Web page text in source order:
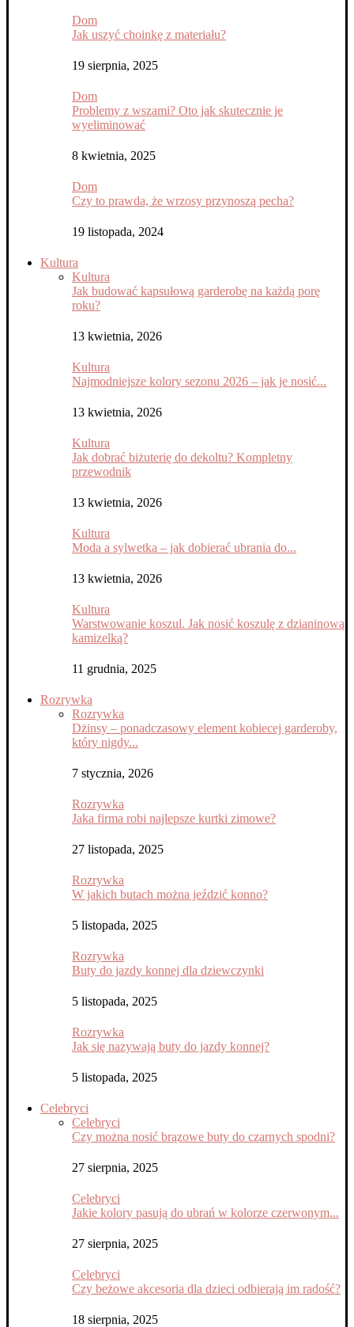
Dom
Jak uszyć choinkę z materiału?
19 sierpnia, 2025
Dom
Problemy z wszami? Oto jak skutecznie je
wyeliminować
8 kwietnia, 2025
Dom
Czy to prawda, że wrzosy przynoszą pecha?
19 listopada, 2024
Kultura
Kultura
Jak budować kapsułową garderobę na każdą porę
roku?
13 kwietnia, 2026
Kultura
Najmodniejsze kolory sezonu 2026 – jak je nosić...
13 kwietnia, 2026
Kultura
Jak dobrać biżuterię do dekoltu? Kompletny
przewodnik
13 kwietnia, 2026
Kultura
Moda a sylwetka – jak dobierać ubrania do...
13 kwietnia, 2026
Kultura
Warstwowanie koszul. Jak nosić koszulę z dzianinową
kamizelką?
11 grudnia, 2025
Rozrywka
Rozrywka
Dżinsy – ponadczasowy element kobiecej garderoby,
który nigdy...
7 stycznia, 2026
Rozrywka
Jaka firma robi najlepsze kurtki zimowe?
27 listopada, 2025
Rozrywka
W jakich butach można jeździć konno?
5 listopada, 2025
Rozrywka
Buty do jazdy konnej dla dziewczynki
5 listopada, 2025
Rozrywka
Jak się nazywają buty do jazdy konnej?
5 listopada, 2025
Celebryci
Celebryci
Czy można nosić brązowe buty do czarnych spodni?
27 sierpnia, 2025
Celebryci
Jakie kolory pasują do ubrań w kolorze czerwonym...
27 sierpnia, 2025
Celebryci
Czy beżowe akcesoria dla dzieci odbierają im radość?
18 sierpnia, 2025